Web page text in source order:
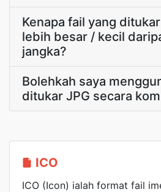
Kenapa fail yang
lebih besar / kecil
jangka?
Bolehkah saya
ditukar JPG secara
ICO
ICO (Icon) ialah format fail